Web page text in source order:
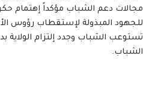
مجالات دعم الشباب مؤكداً إهتمام
للجهود المبذولة لإستقطاب رؤوس
تستوعب الشباب وجدد إلتزام الولاية
الشباب.